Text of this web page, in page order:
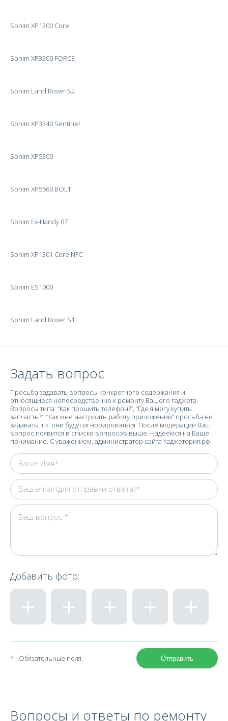
Sonim XP1300 Core
Sonim XP3300 FORCE
Sonim Land Rover S2
Sonim XP3340 Sentinel
Sonim XP5300
Sonim XP5560 BOLT
Sonim Ex-Handy 07
Sonim XP1301 Core NFC
Sonim ES1000
Sonim Land Rover S1
Задать вопрос
Просьба задавать вопросы конкретного содержания и
относящиеся непосредственно к ремонту Вашего гаджета.
Вопросы типа: “Как прошить телефон?”, “Где я могу купить
запчасть?”, “Как мне настроить работу приложений” просьба не
задавать, т.к. они будут игнорироваться. После модерации Ваш
вопрос появится в списке вопросов выше. Надеемся на Ваше
понимание. С уважением, администратор сайта гаджетория.рф
Добавить фото:
* - Обязательные поля. Отправить
Вопросы и ответы по ремонту